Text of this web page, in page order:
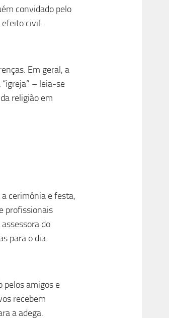
convidado pelo
efeito civil.
Em geral, a
– leia-se
religião em
cerimônia e festa,
profissionais
do
para o dia.
pelos amigos e
recebem
a adega.